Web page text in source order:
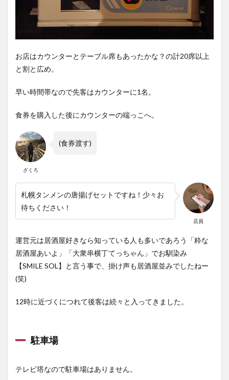
お店はカウンターとテーブル席もあったかな？の計20席以上
と割と広め。
早い時間帯なので先客はカウンターに1名。
食券を購入した後にカウンターの端っこへ。
ざくろ
(食券渡す)
店員
札幌タンメンの唐揚げセットですね！少々お
待ちください！
運営元は居酒屋好きなら知っている人も多いであろう「粋な
居酒屋あいよ」「大衆串横丁てっちゃん」でお馴染み
【SMILE SOL】と言う事で、掛け声も居酒屋並みでしたねー
(笑)
12時に近づくにつれて後客は続々と入ってきました。
駐車場
テレビ塔なので駐車場はありません。